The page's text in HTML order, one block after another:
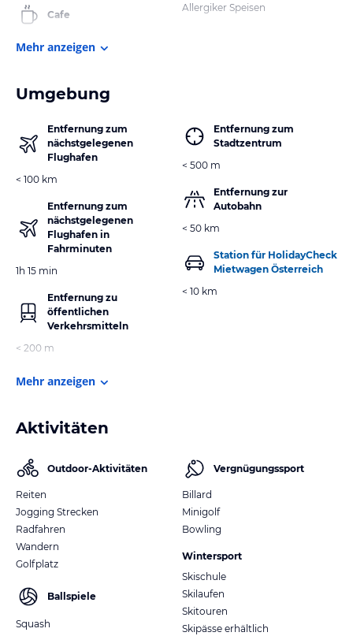
Cafe
Allergiker Speisen
Mehr anzeigen
Umgebung
Entfernung zum
nächstgelegenen
Flughafen
< 100 km
Entfernung zum
nächstgelegenen
Flughafen in
Fahrminuten
1h 15 min
Entfernung zu
öffentlichen
Verkehrsmitteln
< 200 m
Entfernung zum
Stadtzentrum
< 500 m
Entfernung zur
Autobahn
< 50 km
Station für HolidayCheck
Mietwagen Österreich
< 10 km
Mehr anzeigen
Aktivitäten
Outdoor-Aktivitäten
Reiten
Jogging Strecken
Radfahren
Wandern
Golfplatz
Ballspiele
Squash
Vergnügungssport
Billard
Minigolf
Bowling
Wintersport
Skischule
Skilaufen
Skitouren
Skipässe erhältlich